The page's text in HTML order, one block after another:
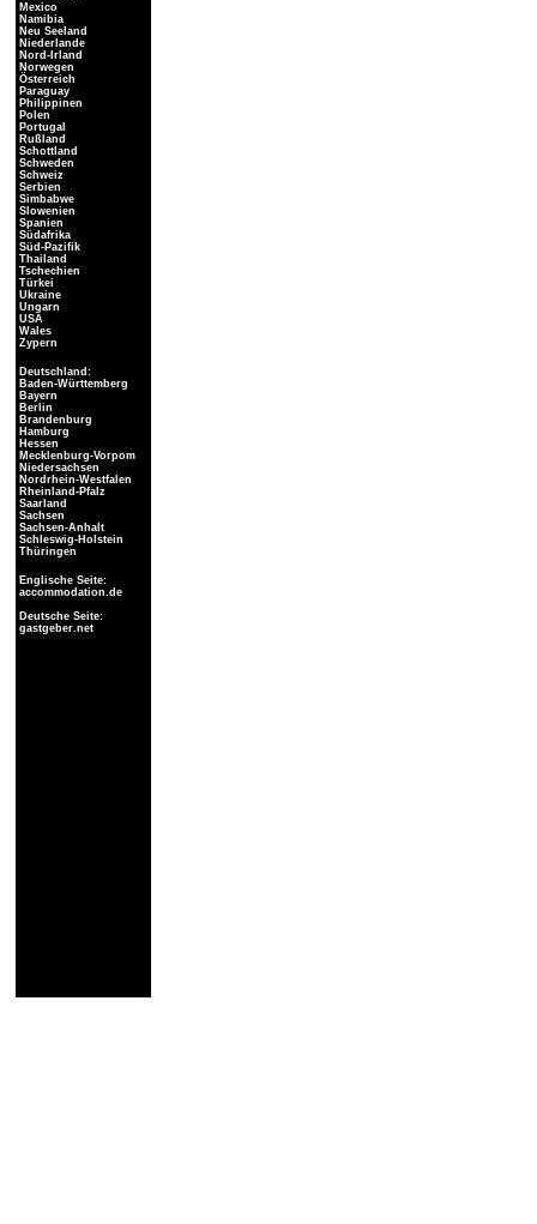
Mexico
Namibia
Neu Seeland
Niederlande
Nord-Irland
Norwegen
Österreich
Paraguay
Philippinen
Polen
Portugal
Rußland
Schottland
Schweden
Schweiz
Serbien
Simbabwe
Slowenien
Spanien
Südafrika
Süd-Pazifik
Thailand
Tschechien
Türkei
Ukraine
Ungarn
USA
Wales
Zypern
Deutschland:
Baden-Württemberg
Bayern
Berlin
Brandenburg
Hamburg
Hessen
Mecklenburg-Vorpom
Niedersachsen
Nordrhein-Westfalen
Rheinland-Pfalz
Saarland
Sachsen
Sachsen-Anhalt
Schleswig-Holstein
Thüringen
Englische Seite:
accommodation.de
Deutsche Seite:
gastgeber.net